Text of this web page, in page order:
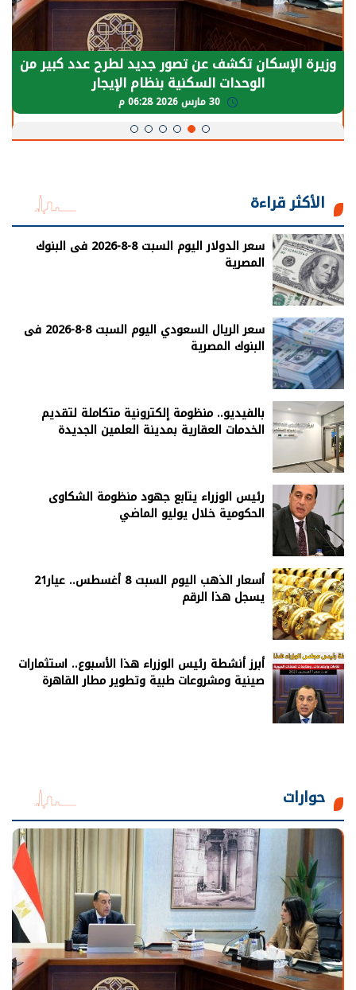
الرئيس السيسي: توقف الأنشطة في قطاع الطاقة
يحتاج إلى سنوات لعودة معدلات الإنتاج الطبيعية
الأكثر قراءة
سعر الدولار اليوم السبت 8-8-2026 فى البنوك
المصرية
سعر الريال السعودي اليوم السبت 8-8-2026 فى
البنوك المصرية
بالفيديو.. منظومة إلكترونية متكاملة لتقديم
الخدمات العقارية بمدينة العلمين الجديدة
رئيس الوزراء يتابع جهود منظومة الشكاوى
الحكومية خلال يوليو الماضي
أسعار الذهب اليوم السبت 8 أغسطس.. عيار21
يسجل هذا الرقم
أبرز أنشطة رئيس الوزراء هذا الأسبوع.. استثمارات
صينية ومشروعات طبية وتطوير مطار القاهرة
حوارات